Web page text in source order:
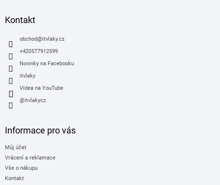
Kontakt
obchod@itvlaky.cz
+420577912599
Novinky na Facebooku
itvlaky
Videa na YouTube
@itvlakycz
Informace pro vás
Můj účet
Vrácení a reklamace
Vše o nákupu
Kontakt